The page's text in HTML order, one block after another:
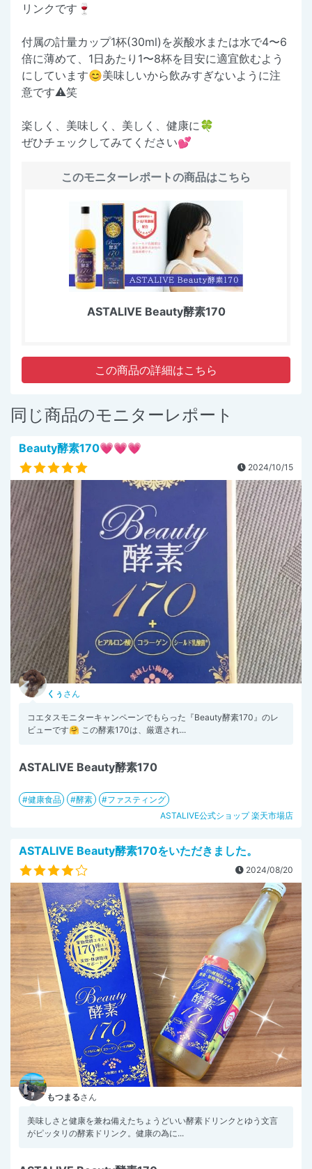
リンクです🍷
付属の計量カップ1杯(30ml)を炭酸水または水で4〜6
倍に薄めて、1日あたり1〜8杯を目安に適宜飲むよう
にしています😊美味しいから飲みすぎないように注
意です⚠️笑
楽しく、美味しく、美しく、健康に🍀
ぜひチェックしてみてください💕
このモニターレポートの商品はこちら
ASTALIVE Beauty酵素170
この商品の詳細はこちら
同じ商品のモニターレポート
Beauty酵素170💗💗💗
2024/10/15
くぅ さん
コエタスモニターキャンペーンでもらった『Beauty酵素170』のレ
ビューです🤗 この酵素170は、厳選され...
ASTALIVE Beauty酵素170
健康食品 酵素
ファスティング
ASTALIVE公式ショップ 楽天市場店
ASTALIVE Beauty酵素170をいただきました。
2024/08/20
もつまるさん
美味しさと健康を兼ね備えたちょうどいい酵素ドリンクとゆう文言
がピッタリの酵素ドリンク。健康の為に...